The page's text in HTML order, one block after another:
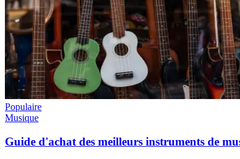
Populaire
Musique
Guide d'achat des meilleurs instruments de